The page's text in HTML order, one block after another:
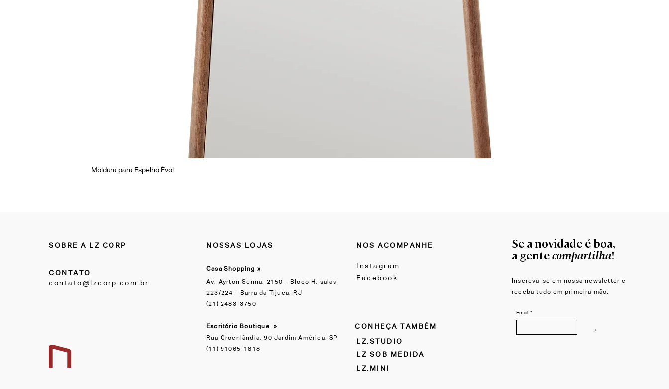
Moldura para Espelho Évol
SOBRE A LZ CORP
CONTATO
contato@lzcorp.com.br
NOSSAS LOJAS
Casa Shopping »
Av. Ayrton Senna, 2150 - Bloco H, salas
223/224 - Barra da Tijuca, RJ
(21) 2483-3750
Escritório Boutique
»
Rua Groenlândia, 90 Jardim América, SP
(11) 91065-1818
NOS ACOMPANHE
Instagram
Facebook
CONHEÇA TAMBÉM
LZ.STUDIO
LZ SOB MEDIDA
LZ.MINI
Se a novidade é boa,
a gentecompartilha!
Inscreva-se em nossa newsletter e
receba tudo em primeira mão.
Email *
→